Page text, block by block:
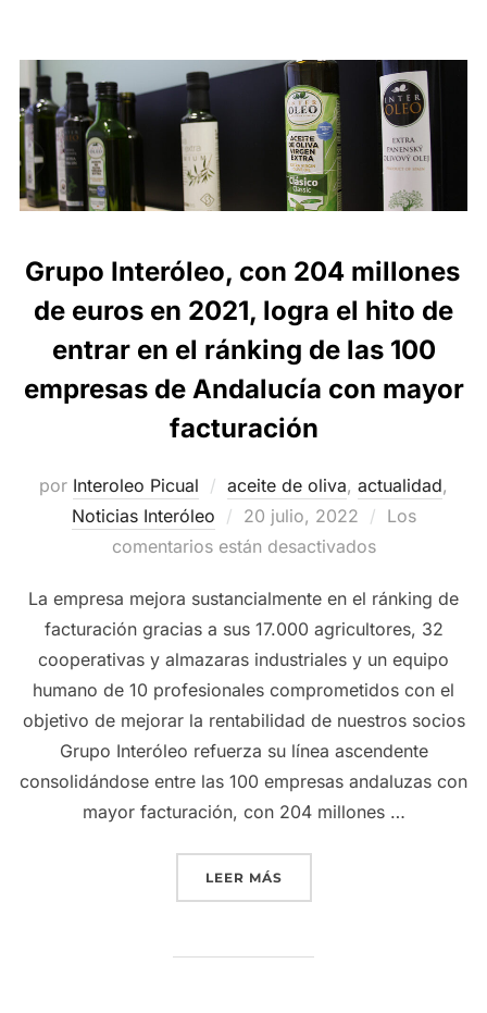
Grupo Interóleo, con 204 millones
de euros en 2021, logra el hito de
entrar en el ránking de las 100
empresas de Andalucía con mayor
facturación
por Interoleo Picual aceite de oliva, actualidad,
Noticias Interóleo
Publicado
el
20 julio, 2022
Los
comentarios están desactivados
La empresa mejora sustancialmente en el ránking de
facturación gracias a sus 17.000 agricultores, 32
cooperativas y almazaras industriales y un equipo
humano de 10 profesionales comprometidos con el
objetivo de mejorar la rentabilidad de nuestros socios
Grupo Interóleo refuerza su línea ascendente
consolidándose entre las 100 empresas andaluzas con
mayor facturación, con 204 millones …
LEER MÁS«GRUPO INTERÓLEO,